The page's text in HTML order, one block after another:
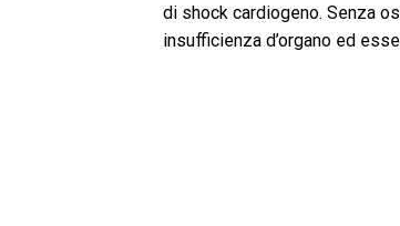
di shock cardiogeno. Senza
insufficienza d’organo ed